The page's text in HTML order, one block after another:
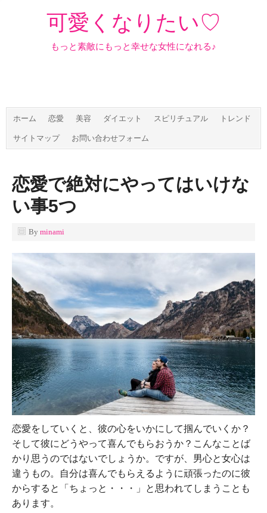
可愛くなりたい♡
もっと素敵にもっと幸せな女性になれる♪
ホーム 恋愛 美容 ダイエット スピリチュアル トレンド
サイトマップ お問い合わせフォーム
恋愛で絶対にやってはいけな
い事5つ
By minami
恋愛をしていくと、彼の心をいかにして掴んでいくか？
そして彼にどうやって喜んでもらおうか？こんなことば
かり思うのではないでしょうか。ですが、男心と女心は
違うもの。自分は喜んでもらえるように頑張ったのに彼
からすると「ちょっと・・・」と思われてしまうことも
あります。